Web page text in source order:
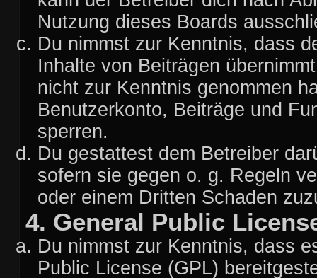
Nutzung dieses Boards
Du nimmst zur Kenntnis, dass
Inhalte von Beiträgen
nicht zur Kenntnis genommen
Benutzerkonto, Beiträge und
sperren.
Du gestattest dem Betreiber
sofern sie gegen o. g. Regeln
oder einem Dritten Schaden
4. General Public
Du nimmst zur Kenntnis, dass
Public License (GPL)